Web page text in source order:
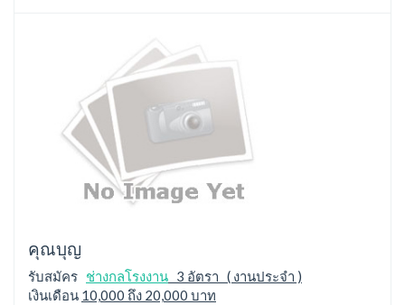
คุณบุญ
รับสมัคร ช่างกลโรงงาน 3 อัตรา ( งานประจำ )
เงินเดือน 10,000 ถึง 20,000 บาท